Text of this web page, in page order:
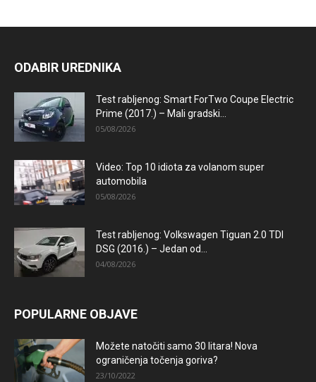
ODABIR UREDNIKA
Test rabljenog: Smart ForTwo Coupe Electric
Prime (2017.) – Mali gradski...
05/08/2026
Video: Top 10 idiota za volanom super
automobila
05/08/2026
Test rabljenog: Volkswagen Tiguan 2.0 TDI
DSG (2016.) – Jedan od...
04/08/2026
POPULARNE OBJAVE
Možete natočiti samo 30 litara! Nova
ograničenja točenja goriva?
23/10/2022